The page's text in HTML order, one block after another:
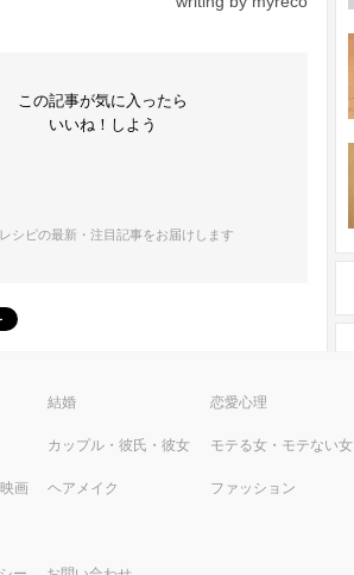
この記事が気に入ったら
いいね！しよう
シピの最新・注目記事をお届けします
結婚 恋愛心理
カップル・彼氏・彼女 モテる女・モテない女
画 ヘアメイク ファッション